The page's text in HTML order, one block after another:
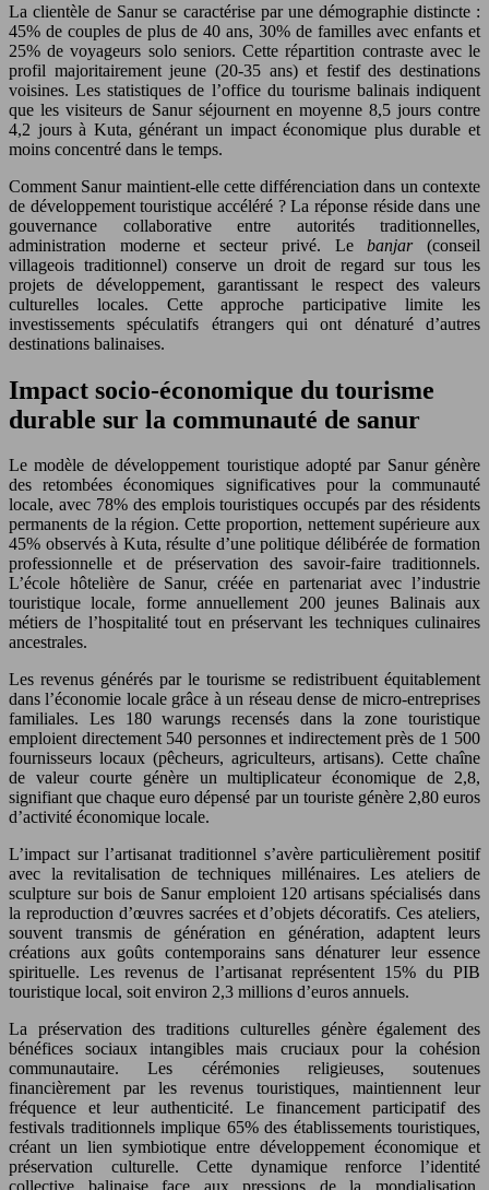
La clientèle de Sanur se caractérise par une démographie distincte :
45% de couples de plus de 40 ans, 30% de familles avec enfants et
25% de voyageurs solo seniors. Cette répartition contraste avec le
profil majoritairement jeune (20-35 ans) et festif des destinations
voisines. Les statistiques de l’office du tourisme balinais indiquent
que les visiteurs de Sanur séjournent en moyenne 8,5 jours contre
4,2 jours à Kuta, générant un impact économique plus durable et
moins concentré dans le temps.
Comment Sanur maintient-elle cette différenciation dans un contexte
de développement touristique accéléré ? La réponse réside dans une
gouvernance collaborative entre autorités traditionnelles,
administration moderne et secteur privé. Lebanjar(conseil
villageois traditionnel) conserve un droit de regard sur tous les
projets de développement, garantissant le respect des valeurs
culturelles locales. Cette approche participative limite les
investissements spéculatifs étrangers qui ont dénaturé d’autres
destinations balinaises.
Impact socio-économique du tourisme
durable sur la communauté de sanur
Le modèle de développement touristique adopté par Sanur génère
des retombées économiques significatives pour la communauté
locale, avec 78% des emplois touristiques occupés par des résidents
permanents de la région. Cette proportion, nettement supérieure aux
45% observés à Kuta, résulte d’une politique délibérée de formation
professionnelle et de préservation des savoir-faire traditionnels.
L’école hôtelière de Sanur, créée en partenariat avec l’industrie
touristique locale, forme annuellement 200 jeunes Balinais aux
métiers de l’hospitalité tout en préservant les techniques culinaires
ancestrales.
Les revenus générés par le tourisme se redistribuent équitablement
dans l’économie locale grâce à un réseau dense de micro-entreprises
familiales. Les 180 warungs recensés dans la zone touristique
emploient directement 540 personnes et indirectement près de 1 500
fournisseurs locaux (pêcheurs, agriculteurs, artisans). Cette chaîne
de valeur courte génère un multiplicateur économique de 2,8,
signifiant que chaque euro dépensé par un touriste génère 2,80 euros
d’activité économique locale.
L’impact sur l’artisanat traditionnel s’avère particulièrement positif
avec la revitalisation de techniques millénaires. Les ateliers de
sculpture sur bois de Sanur emploient 120 artisans spécialisés dans
la reproduction d’œuvres sacrées et d’objets décoratifs. Ces ateliers,
souvent transmis de génération en génération, adaptent leurs
créations aux goûts contemporains sans dénaturer leur essence
spirituelle. Les revenus de l’artisanat représentent 15% du PIB
touristique local, soit environ 2,3 millions d’euros annuels.
La préservation des traditions culturelles génère également des
bénéfices sociaux intangibles mais cruciaux pour la cohésion
communautaire. Les cérémonies religieuses, soutenues
financièrement par les revenus touristiques, maintiennent leur
fréquence et leur authenticité. Le financement participatif des
festivals traditionnels implique 65% des établissements touristiques,
créant un lien symbiotique entre développement économique et
préservation culturelle. Cette dynamique renforce l’identité